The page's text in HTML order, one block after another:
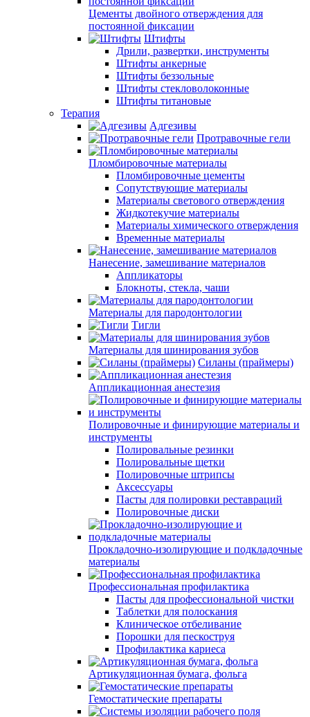
Цементы двойного отверждения для
постоянной фиксации
Штифты
Дрили, развертки, инструменты
Штифты анкерные
Штифты беззольные
Штифты стекловолоконные
Штифты титановые
Терапия
Адгезивы
Протравочные гели
Пломбировочные материалы
Пломбировочные цементы
Сопутствующие материалы
Материалы светового отверждения
Жидкотекучие материалы
Материалы химического отверждения
Временные материалы
Нанесение, замешивание материалов
Аппликаторы
Блокноты, стекла, чаши
Материалы для пародонтологии
Тигли
Материалы для шинирования зубов
Силаны (праймеры)
Аппликационная анестезия
Полировочные и финирующие материалы и
инструменты
Полировальные резинки
Полировальные щетки
Полировочные штрипсы
Аксессуары
Пасты для полировки реставраций
Полировочные диски
Прокладочно-изолирующие и подкладочные
материалы
Профессиональная профилактика
Пасты для профессиональной чистки
Таблетки для полоскания
Клиническое отбеливание
Порошки для пескоструя
Профилактика кариеса
Артикуляционная бумага, фольга
Гемостатические препараты